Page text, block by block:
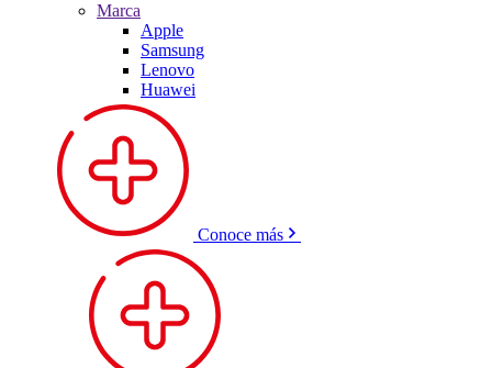
Marca
Apple
Samsung
Lenovo
Huawei
Conoce más